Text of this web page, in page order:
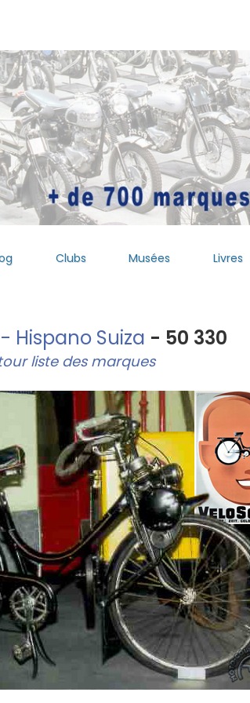
Clubs Musées Livres
Hispano Suiza - 50 330
liste des marques